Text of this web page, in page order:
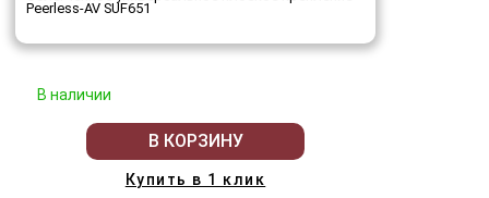
Peerless-AV SUF651
В наличии
В КОРЗИНУ
Купить в 1 клик